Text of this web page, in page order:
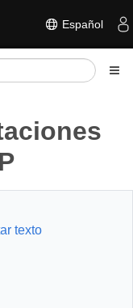
Español
texto